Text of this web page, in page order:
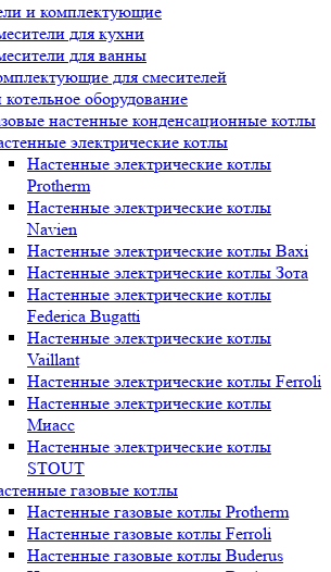
и комплектующие
для кухни
для ванны
для смесителей
оборудование
настенные конденсационные котлы
электрические котлы
Настенные электрические котлы
Protherm
Настенные электрические котлы
Navien
Настенные электрические котлы Baxi
Настенные электрические котлы Зота
Настенные электрические котлы
Federica Bugatti
Настенные электрические котлы
Vaillant
Настенные электрические котлы Ferroli
Настенные электрические котлы
Миасс
Настенные электрические котлы
STOUT
газовые котлы
Настенные газовые котлы Protherm
Настенные газовые котлы Ferroli
Настенные газовые котлы Buderus